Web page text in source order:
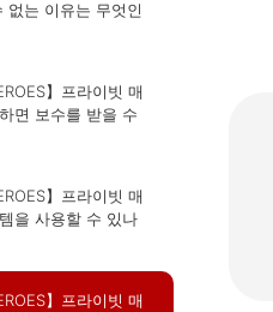
없는 이유는 무엇인
】프라이빗 매
면 보수를 받을 수
】프라이빗 매
을 사용할 수 있나
】프라이빗 매